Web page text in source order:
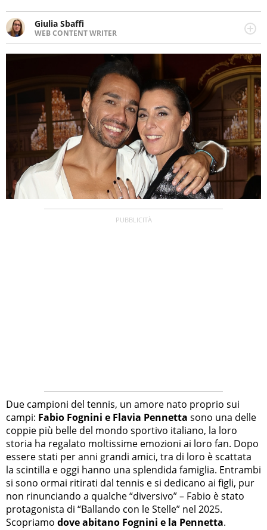
Giulia Sbaffi
WEB CONTENT WRITER
Web content writer appassionata di belle storie e di
viaggi, scrive da quando ne ha memoria. Curiosa per
natura, le piace tenersi informata su ciò che accade
Due campioni del tennis, un amore nato proprio sui
campi: Fabio Fognini e Flavia Pennetta sono una delle
coppie più belle del mondo sportivo italiano, la loro
storia ha regalato moltissime emozioni ai loro fan. Dopo
essere stati per anni grandi amici, tra di loro è scattata
la scintilla e oggi hanno una splendida famiglia. Entrambi
si sono ormai ritirati dal tennis e si dedicano ai figli, pur
non rinunciando a qualche “diversivo” – Fabio è stato
protagonista di “Ballando con le Stelle” nel 2025.
Scopriamo dove abitano Fognini e la Pennetta.